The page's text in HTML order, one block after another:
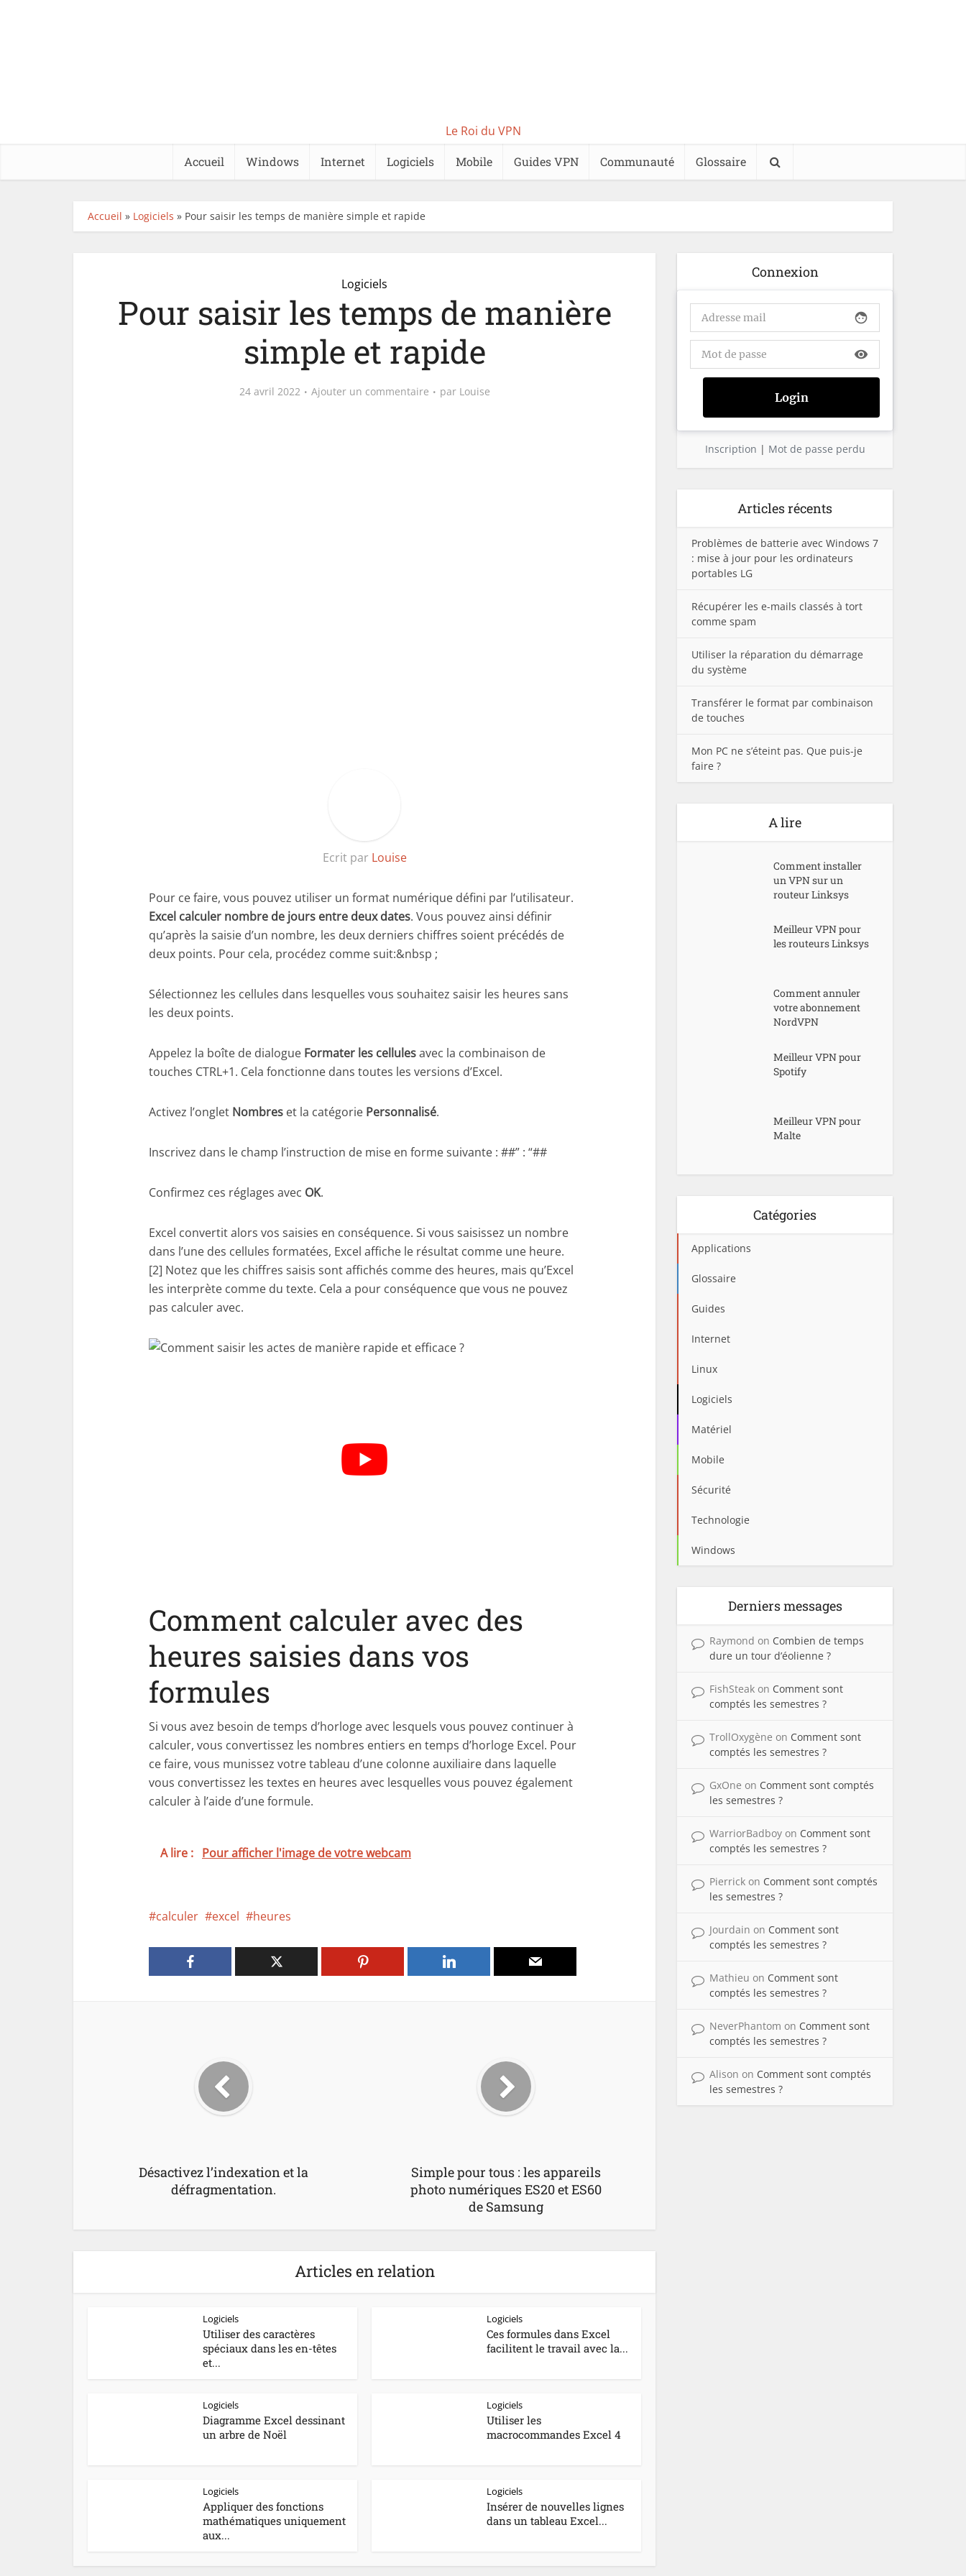
Le Roi du VPN
Accueil Windows Internet Logiciels Mobile Guides VPN Communauté Glossaire
Accueil » Logiciels » Pour saisir les temps de manière simple et rapide
Logiciels
Pour saisir les temps de manière
simple et rapide
24 avril 2022 Ajouter un commentaire par Louise
Ecrit par Louise
Pour ce faire, vous pouvez utiliser un format numérique défini par l’utilisateur.
Excel calculer nombre de jours entre deux dates. Vous pouvez ainsi définir
qu’après la saisie d’un nombre, les deux derniers chiffres soient précédés de
deux points. Pour cela, procédez comme suit:&nbsp ;
Sélectionnez les cellules dans lesquelles vous souhaitez saisir les heures sans
les deux points.
Appelez la boîte de dialogue Formater les cellulesavec la combinaison de
touches CTRL+1. Cela fonctionne dans toutes les versions d’Excel.
Activez l’onglet Nombres et la catégorie Personnalisé.
Inscrivez dans le champ l’instruction de mise en forme suivante : ##” : “##
Confirmez ces réglages avec OK.
Excel convertit alors vos saisies en conséquence. Si vous saisissez un nombre
dans l’une des cellules formatées, Excel affiche le résultat comme une heure.
[2] Notez que les chiffres saisis sont affichés comme des heures, mais qu’Excel
les interprète comme du texte. Cela a pour conséquence que vous ne pouvez
pas calculer avec.
Comment calculer avec des
heures saisies dans vos
formules
Si vous avez besoin de temps d’horloge avec lesquels vous pouvez continuer à
calculer, vous convertissez les nombres entiers en temps d’horloge Excel. Pour
ce faire, vous munissez votre tableau d’une colonne auxiliaire dans laquelle
vous convertissez les textes en heures avec lesquelles vous pouvez également
calculer à l’aide d’une formule.
A lire : Pour afficher l'image de votre webcam
calculer excel heures
Désactivez l’indexation et la
défragmentation.
Simple pour tous : les appareils
photo numériques ES20 et ES60
de Samsung
Articles en relation
Logiciels
Utiliser des caractères
spéciaux dans les en-têtes
et...
Logiciels
Ces formules dans Excel
facilitent le travail avec la...
Logiciels
Diagramme Excel dessinant
un arbre de Noël
Logiciels
Utiliser les
macrocommandes Excel 4
Logiciels
Appliquer des fonctions
mathématiques uniquement
aux...
Logiciels
Insérer de nouvelles lignes
dans un tableau Excel...
Connexion
face
visibility
Inscription | Mot de passe perdu
Articles récents
Problèmes de batterie avec Windows 7
: mise à jour pour les ordinateurs
portables LG
Récupérer les e-mails classés à tort
comme spam
Utiliser la réparation du démarrage
du système
Transférer le format par combinaison
de touches
Mon PC ne s’éteint pas. Que puis-je
faire ?
A lire
Comment installer
un VPN sur un
routeur Linksys
Meilleur VPN pour
les routeurs Linksys
Comment annuler
votre abonnement
NordVPN
Meilleur VPN pour
Spotify
Meilleur VPN pour
Malte
Catégories
Applications
Glossaire
Guides
Internet
Linux
Logiciels
Matériel
Mobile
Sécurité
Technologie
Windows
Derniers messages
Raymond on Combien de temps
dure un tour d’éolienne ?
FishSteak on Comment sont
comptés les semestres ?
TrollOxygène on Comment sont
comptés les semestres ?
GxOne on Comment sont comptés
les semestres ?
WarriorBadboy on Comment sont
comptés les semestres ?
Pierrick on Comment sont comptés
les semestres ?
Jourdain on Comment sont
comptés les semestres ?
Mathieu on Comment sont
comptés les semestres ?
NeverPhantom on Comment sont
comptés les semestres ?
Alison on Comment sont comptés
les semestres ?